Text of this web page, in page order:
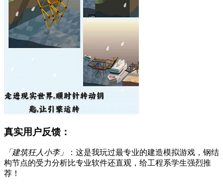
真实用户反馈：
「建筑狂人小李」
：这是我玩过最专业的建造模拟游戏，钢结
构节点的受力分析比专业软件还直观，给工程系学生强烈推
荐！